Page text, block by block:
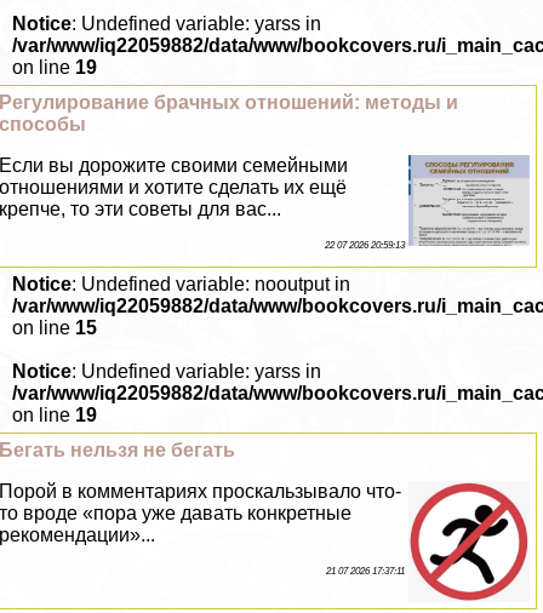
Notice: Undefined variable: yarss in
/var/www/iq22059882/data/www/bookcovers.ru/
on line 19
Регулирование брачных отношений: методы и
способы
Если вы дорожите своими семейными
отношениями и хотите сделать их ещё
крепче, то эти советы для вас...
22 07 2026 20:59:13
Notice: Undefined variable: nooutput in
/var/www/iq22059882/data/www/bookcovers.ru/
on line 15
Notice: Undefined variable: yarss in
/var/www/iq22059882/data/www/bookcovers.ru/
on line 19
Бегать нельзя не бегать
Порой в комментариях проскальзывало что-
то вроде «пора уже давать конкретные
рекомендации»...
21 07 2026 17:37:11